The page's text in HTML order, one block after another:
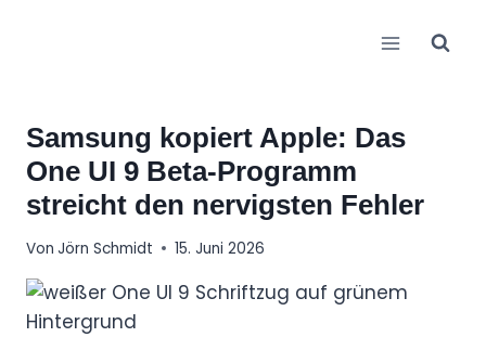
Samsung kopiert Apple: Das
One UI 9 Beta-Programm
streicht den nervigsten Fehler
Von Jörn Schmidt 15. Juni 2026